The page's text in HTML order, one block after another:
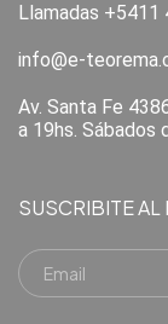
Llamadas +5411
info@e-
Av. Santa Fe
a 19hs. Sábados
SUSCRIBITE